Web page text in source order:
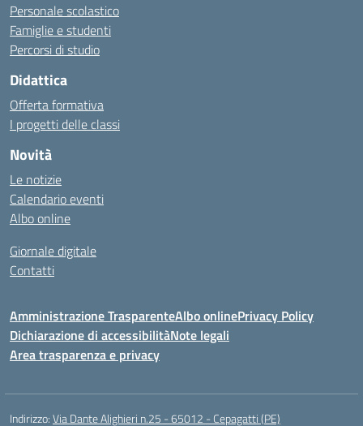
Personale scolastico
Famiglie e studenti
Percorsi di studio
Didattica
Offerta formativa
I progetti delle classi
Novità
Le notizie
Calendario eventi
Albo online
Giornale digitale
Contatti
Amministrazione TrasparenteAlbo onlinePrivacy Policy
Dichiarazione di accessibilitàNote legali
Area trasparenza e privacy
Indirizzo:Via Dante Alighieri n.25 - 65012 - Cepagatti (PE)